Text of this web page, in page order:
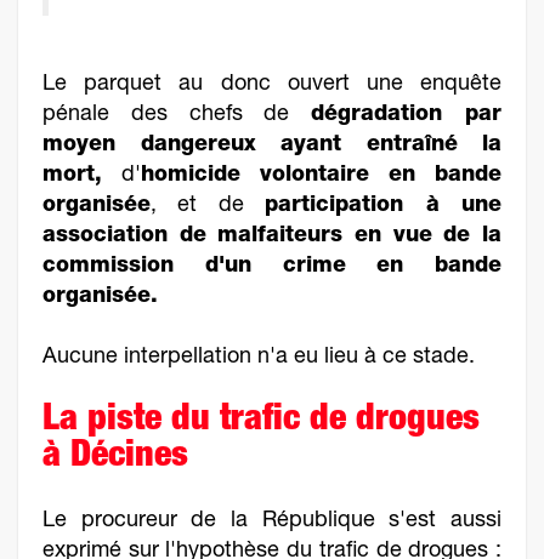
Le parquet au donc ouvert une enquête
pénale des chefs dedégradation par
moyen dangereux ayant entraîné la
mort, d'homicide volontaire en bande
organisée, et de participation à une
association de malfaiteurs en vue de la
commission d'un crime en bande
organisée.
Aucune interpellation n'a eu lieu à ce stade.
La piste du trafic de drogues
à Décines
Le procureur de la République s'est aussi
exprimé sur l'hypothèse du trafic de drogues :